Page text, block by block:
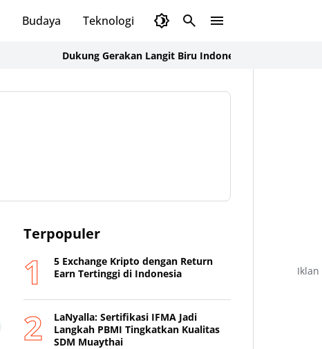
Budaya Teknologi Olahraga
Dukung Gerakan Langit Biru Indonesia Asri, Ka BPOKK DPP
Terpopuler
5 Exchange Kripto dengan Return
Earn Tertinggi di Indonesia
LaNyalla: Sertifikasi IFMA Jadi
Langkah PBMI Tingkatkan Kualitas
SDM Muaythai
Iklan